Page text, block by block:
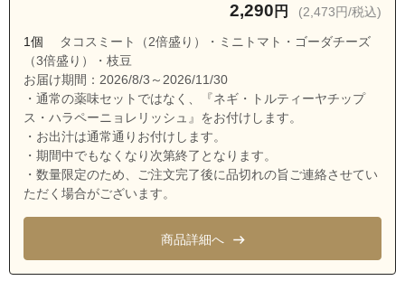
2,290 円 (2,473円/税込)
1個
タコスミート（2倍盛り）・ミニトマト・ゴーダチーズ
（3倍盛り）・枝豆
お届け期間：2026/8/3～2026/11/30
・通常の薬味セットではなく、『ネギ・トルティーヤチップ
ス・ハラペーニョレリッシュ』をお付けします。
・お出汁は通常通りお付けします。
・期間中でもなくなり次第終了となります。
・数量限定のため、ご注文完了後に品切れの旨ご連絡させてい
ただく場合がございます。
商品詳細へ